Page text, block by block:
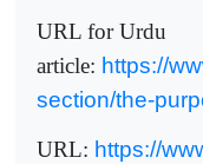
URL for Urdu
article: https://
section/the-
URL: https://